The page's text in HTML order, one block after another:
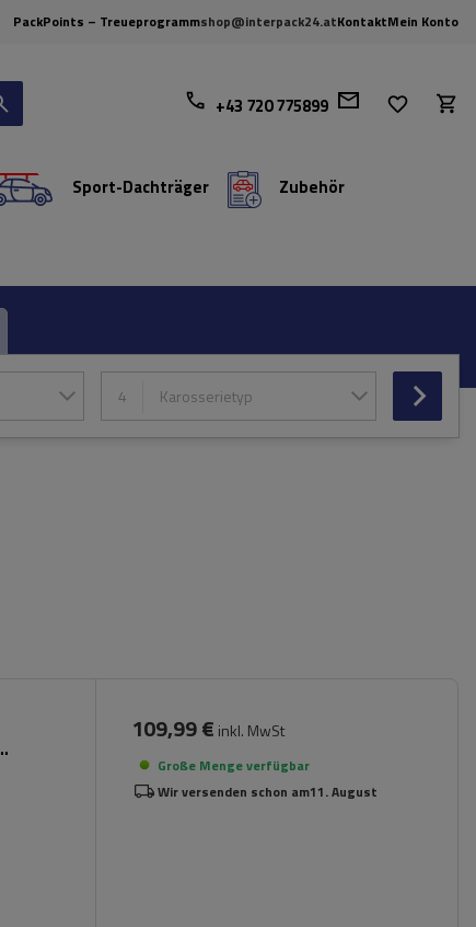
PackPoints – Treueprogrammshop@interpack24.atKontaktMein Konto
+43 720 775899
Sport-Dachträger Zubehör
4 Karosserietyp
109,99 € inkl. MwSt
Große Menge verfügbar
Wir versenden schon am11. August